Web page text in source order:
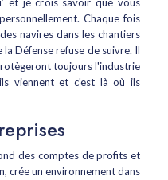
Chaque fois
navires dans les chantiers
Défense refuse de suivre. Il
toujours l'industrie
viennent et c'est là où ils
des comptes de profits et
crée un environnement dans